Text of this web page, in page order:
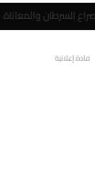
ميديا
مادة إعلانية